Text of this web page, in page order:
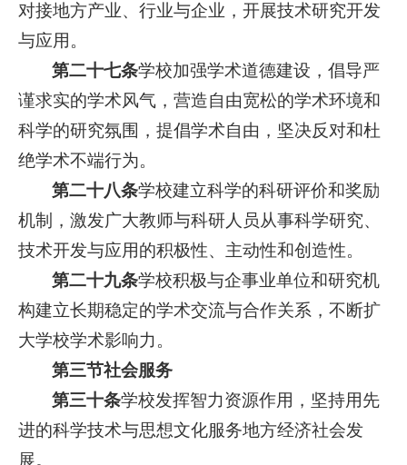
对接地方产业、行业与企业，开展技术研究开发
与应用。
第二十七条学校加强学术道德建设，倡导严
谨求实的学术风气，营造自由宽松的学术环境和
科学的研究氛围，提倡学术自由，坚决反对和杜
绝学术不端行为。
第二十八条学校建立科学的科研评价和奖励
机制，激发广大教师与科研人员从事科学研究、
技术开发与应用的积极性、主动性和创造性。
第二十九条学校积极与企事业单位和研究机
构建立长期稳定的学术交流与合作关系，不断扩
大学校学术影响力。
第三节社会服务
第三十条学校发挥智力资源作用，坚持用先
进的科学技术与思想文化服务地方经济社会发
展。